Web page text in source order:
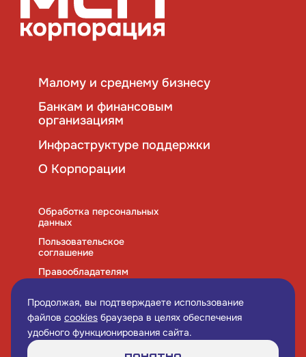
Малому и среднему бизнесу
Банкам и финансовым
организациям
Инфраструктуре поддержки
О Корпорации
Обработка персональных
данных
Пользовательское
соглашение
Правообладателям
cookies
Продолжая, вы подтверждаете использование
файлов cookies браузера в целях обеспечения
удобного функционирования сайта.